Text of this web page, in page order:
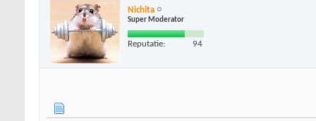
Nichita
Super Moderator
Reputatie: 94